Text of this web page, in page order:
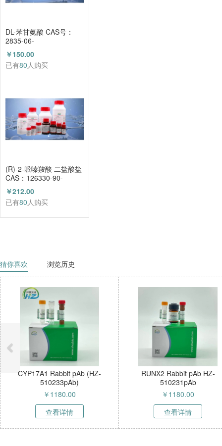
DL-苯甘氨酸 CAS号：
2835-06-
5（HZ52000788）
￥150.00
已有80人购买
(R)-2-哌嗪羧酸 二盐酸盐
CAS：126330-90-
3（HZ52003684）
￥212.00
已有80人购买
猜你喜欢 浏览历史
Rabbit pAb (HZ-
510233pAb)
1180.00
查看详情
RUNX2 Rabbit pAb HZ-
510231pAb
1180.00
查看详情